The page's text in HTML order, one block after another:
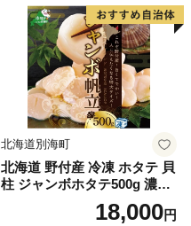
満足 美味しい 贈答 生食用 刺
身 お刺身 刺し身 魚介類 海鮮
冷凍 厚切り 薄切り ふるさと
納税 ふるさとチョイス チョ
イス 北海道 白糠町
北海道別海町
北海道 野付産 冷凍 ホタテ 貝
柱 ジャンボホタテ500g 濃厚
な旨味と甘み （ほたて ホタ
テ 帆立 貝柱 ホタテ貝柱 大玉
18,000円